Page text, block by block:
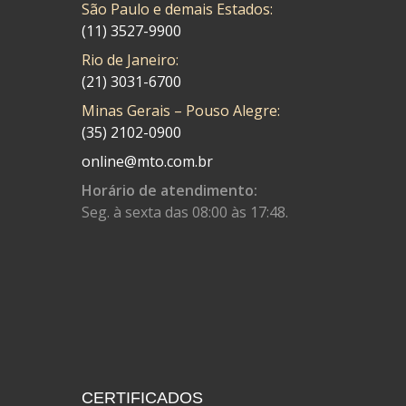
CMP (10)
COMETA
CONTROL FLEX (92)
CPL IMPORT
DANIDREA (160)
DIVERSOS
São Paulo e demais Estados:
(11) 3527-9900
Rio de Janeiro:
(21) 3031-6700
Minas Gerais – Pouso Alegre:
(35) 2102-0900
online@mto.com.br
Horário de atendimento:
Seg. à sexta das 08:00 às 17:48.
CERTIFICADOS